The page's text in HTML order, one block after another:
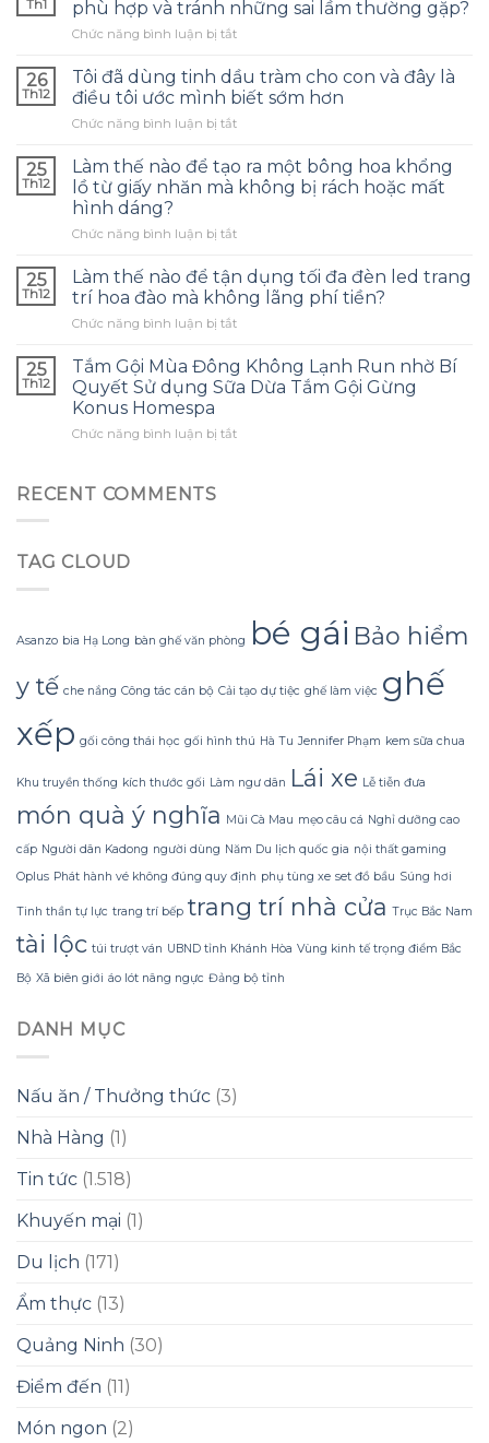
Th1 phù hợp và tránh những sai lầm thường gặp?
Chức năng bình luận bị tắtở
thế
nào
để
chọn
bảo
quản
phù
và
tránh
những
sai
thường
gặp?
26
Th12
Tôi đã dùng tinh dầu tràm cho con và đây là
điều tôi ước mình biết sớm hơn
Chức năng bình luận bị tắtở
đã
dùng
tinh
tràm
con
đây
là
tôi
ước
sớm
25
Th12
Làm thế nào để tạo ra một bông hoa khổng
lồ từ giấy nhăn mà không bị rách hoặc mất
hình dáng?
Chức năng bình luận bị tắtở
thế
nào
để
tạo
một
bông
lồ
hình
dáng?
25
Th12
Làm thế nào để tận dụng tối đa đèn led trang
trí hoa đào mà không lãng phí tiền?
Chức năng bình luận bị tắtở
thế
nào
để
dụng
không
lãng
25
Th12
Tắm Gội Mùa Đông Không Lạnh Run nhờ Bí
Quyết Sử dụng Sữa Dừa Tắm Gội Gừng
Konus Homespa
Chức năng bình luận bị tắtở
Quyết
Sử
Dừa
Gừng
Homespa
RECENT COMMENTS
TAG CLOUD
Asanzo bia Hạ Long bàn ghế văn phòng bé gái Bảo hiểm
y tế che nắng Công tác cán bộ Cải tạo dự tiệc ghế làm việc ghế
xếp gối công thái học gối hình thú Hà Tu Jennifer Phạm kem sữa chua
Khu truyền thống kích thước gối Làm ngư dân Lái xe Lễ tiễn đưa
món quà ý nghĩa Mũi Cà Mau mẹo câu cá Nghỉ dưỡng cao
cấp Người dân Kadong người dùng Năm Du lịch quốc gia nội thất gaming
Oplus Phát hành vé không đúng quy định phụ tùng xe set đồ bầu Súng hơi
Tinh thần tự lực trang trí bếp trang trí nhà cửa Trục Bắc Nam
tài lộc túi trượt ván UBND tỉnh Khánh Hòa Vùng kinh tế trọng điểm Bắc
Bộ Xã biên giới áo lót nâng ngực Đảng bộ tỉnh
DANH MỤC
Nấu ăn / Thưởng thức (3)
Nhà Hàng (1)
Tin tức (1.518)
Khuyến mại (1)
Du lịch (171)
Ẩm thực (13)
Quảng Ninh (30)
Điểm đến (11)
Món ngon (2)